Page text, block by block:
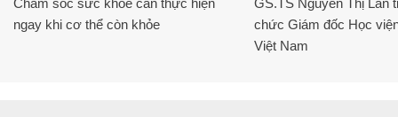
Chăm sóc sức khỏe cần thực hiện
ngay khi cơ thể còn khỏe
GS.TS Nguyễn Thị Lan
chức Giám đốc Học
Việt Nam